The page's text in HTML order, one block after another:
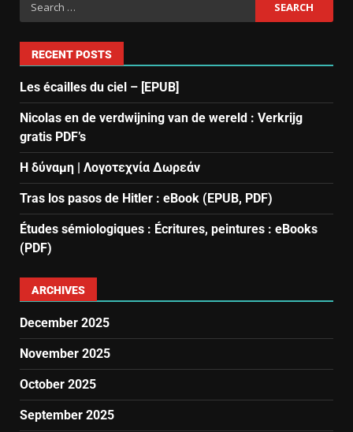
RECENT POSTS
Les écailles du ciel – [EPUB]
Nicolas en de verdwijning van de wereld : Verkrijg
gratis PDF’s
Η δύναμη | Λογοτεχνία Δωρεάν
Tras los pasos de Hitler : eBook (EPUB, PDF)
Études sémiologiques : Écritures, peintures : eBooks
(PDF)
ARCHIVES
December 2025
November 2025
October 2025
September 2025